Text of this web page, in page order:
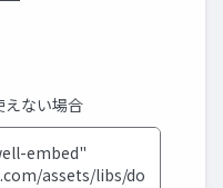
えない場合